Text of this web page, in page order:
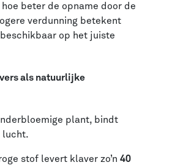
beter de opname door de
verdunning betekent
op het juiste
als natuurlijke
plant, bindt
lucht.
stof levert klaver zo’n 40